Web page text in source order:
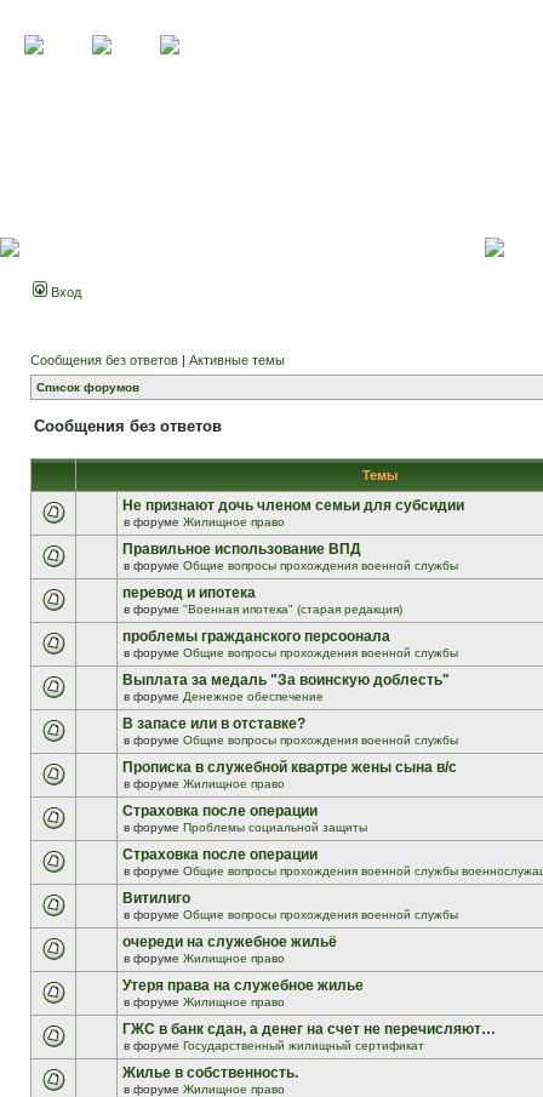
Вход
Сообщения без ответов | Активные темы
Список форумов
Сообщения без ответов
Темы
Не признают дочь членом семьи для субсидии
в форуме Жилищное право
Правильное использование ВПД
в форуме Общие вопросы прохождения военной службы
перевод и ипотека
в форуме "Военная ипотека" (старая редакция)
проблемы гражданского персоонала
в форуме Общие вопросы прохождения военной службы
Выплата за медаль "За воинскую доблесть"
в форуме Денежное обеспечение
В запасе или в отставке?
в форуме Общие вопросы прохождения военной службы
Прописка в служебной квартре жены сына в/с
в форуме Жилищное право
Страховка после операции
в форуме Проблемы социальной защиты
Страховка после операции
в форуме Общие вопросы прохождения военной службы
Витилиго
в форуме Общие вопросы прохождения военной службы
очереди на служебное жильё
в форуме Жилищное право
Утеря права на служебное жилье
в форуме Жилищное право
ГЖС в банк сдан, а денег на счет не перечисляют…
в форуме Государственный жилищный сертификат
Жилье в собственность.
в форуме Жилищное право